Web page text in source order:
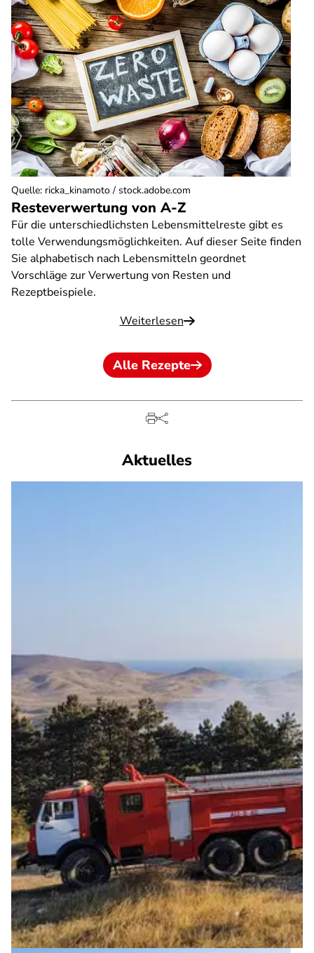
Resteverwertung von A-Z
Für die unterschiedlichsten Lebensmittelreste gibt es
tolle Verwendungsmöglichkeiten. Auf dieser Seite finden
Sie alphabetisch nach Lebensmitteln geordnet
Vorschläge zur Verwertung von Resten und
Rezeptbeispiele.
Weiterlesen
Quelle: ricka_kinamoto / stock.adobe.com
Alle Rezepte
Aktuelles